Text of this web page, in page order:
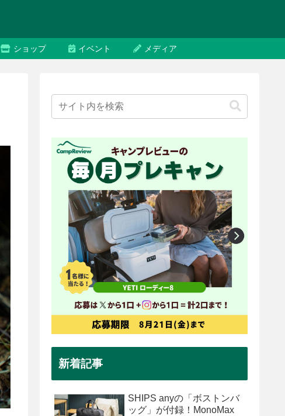
ショップ イベント メディア
新着記事
SHIPS anyの「ボストンバ
ッグ」が付録！MonoMax